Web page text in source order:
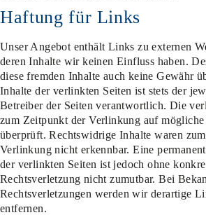
Haftung für Links
Unser Angebot enthält Links zu externen
deren Inhalte wir keinen Einfluss haben.
diese fremden Inhalte auch keine Gewähr
Inhalte der verlinkten Seiten ist stets der
Betreiber der Seiten verantwortlich. Die
zum Zeitpunkt der Verlinkung auf mögliche
überprüft. Rechtswidrige Inhalte waren
Verlinkung nicht erkennbar. Eine
der verlinkten Seiten ist jedoch ohne
Rechtsverletzung nicht zumutbar. Bei
Rechtsverletzungen werden wir derartige
entfernen.